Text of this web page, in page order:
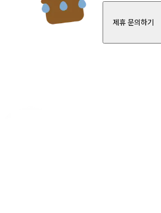
제휴 문의하기